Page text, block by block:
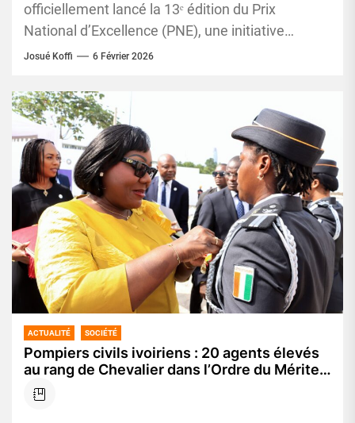
officiellement lancé la 13ᵉ édition du Prix
National d’Excellence (PNE), une initiative
devenue au fil des années...
Josué Koffi 6 Février 2026
ACTUALITÉ SOCIÉTÉ
Pompiers civils ivoiriens : 20 agents élevés
au rang de Chevalier dans l’Ordre du Mérite
de la Fonction publique